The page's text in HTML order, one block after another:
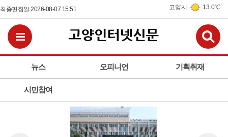
최종편집일 2026-08-07 15:51 고양시 13.0℃
뉴스 오피니언 기획취재
시민참여
전체메뉴보기